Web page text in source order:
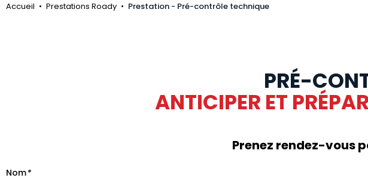
Accueil Prestations Roady Prestation - Pré-contrôle technique
PRÉ-
ANTICIPER ET
Prenez rendez-vous
Nom*